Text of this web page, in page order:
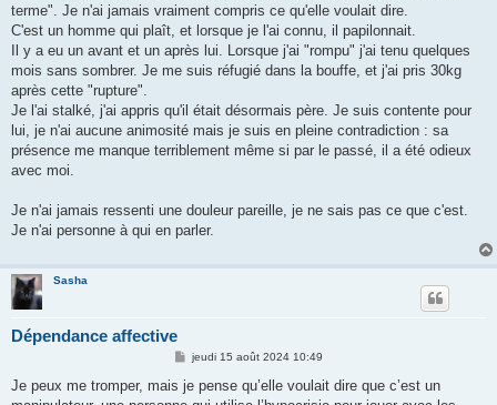
a
g
terme". Je n'ai jamais vraiment compris ce qu'elle voulait dire.
C'est un homme qui plaît, et lorsque je l'ai connu, il papilonnait.
Il y a eu un avant et un après lui. Lorsque j'ai "rompu" j'ai tenu quelques
mois sans sombrer. Je me suis réfugié dans la bouffe, et j'ai pris 30kg
après cette "rupture".
Je l'ai stalké, j'ai appris qu'il était désormais père. Je suis contente pour
lui, je n'ai aucune animosité mais je suis en pleine contradiction : sa
présence me manque terriblement même si par le passé, il a été odieux
avec moi.
Je n'ai jamais ressenti une douleur pareille, je ne sais pas ce que c'est.
Je n'ai personne à qui en parler.
Sasha
Dépendance affective
M
s
jeudi 15 août 2024 10:49
Je peux me tromper, mais je pense qu’elle voulait dire que c’est un